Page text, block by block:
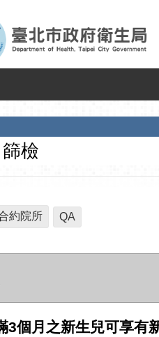
檢
約院所 QA
3個月之新生兒可享有